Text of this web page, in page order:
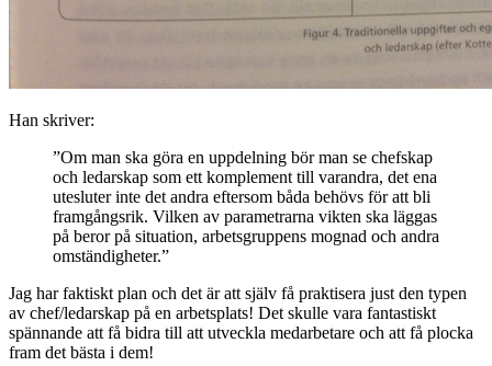
Han skriver:
”Om man ska göra en uppdelning bör man se chefskap
och ledarskap som ett komplement till varandra, det ena
utesluter inte det andra eftersom båda behövs för att bli
framgångsrik. Vilken av parametrarna vikten ska läggas
på beror på situation, arbetsgruppens mognad och andra
omständigheter.”
Jag har faktiskt plan och det är att själv få praktisera just den typen
av chef/ledarskap på en arbetsplats! Det skulle vara fantastiskt
spännande att få bidra till att utveckla medarbetare och att få plocka
fram det bästa i dem!